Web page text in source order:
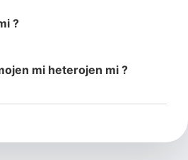
?
mi heterojen mi ?